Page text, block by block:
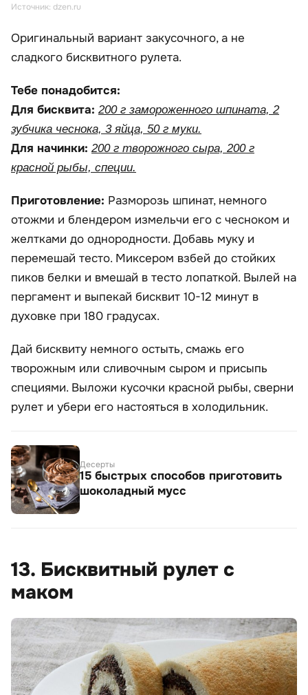
Источник: dzen.ru
Оригинальный вариант закусочного, а не
сладкого бисквитного рулета.
Тебе понадобится:
Для бисквита: 200 г замороженного шпината, 2
зубчика чеснока, 3 яйца, 50 г муки.
Для начинки: 200 г творожного сыра, 200 г
красной рыбы, специи.
Приготовление: Разморозь шпинат, немного
отожми и блендером измельчи его с чесноком и
желтками до однородности. Добавь муку и
перемешай тесто. Миксером взбей до стойких
пиков белки и вмешай в тесто лопаткой. Вылей на
пергамент и выпекай бисквит 10-12 минут в
духовке при 180 градусах.
Дай бисквиту немного остыть, смажь его
творожным или сливочным сыром и присыпь
специями. Выложи кусочки красной рыбы, сверни
рулет и убери его настояться в холодильник.
Десерты
15 быстрых способов приготовить
шоколадный мусс
13. Бисквитный рулет с
маком